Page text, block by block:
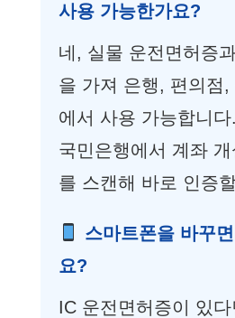
사용 가능한가요?
네, 실물 운전면허증
을 가져 은행, 편의점,
에서 사용 가능합니
국민은행에서 계좌
를 스캔해 바로 인증
스마트폰을 바꾸
요?
IC 운전면허증이 있